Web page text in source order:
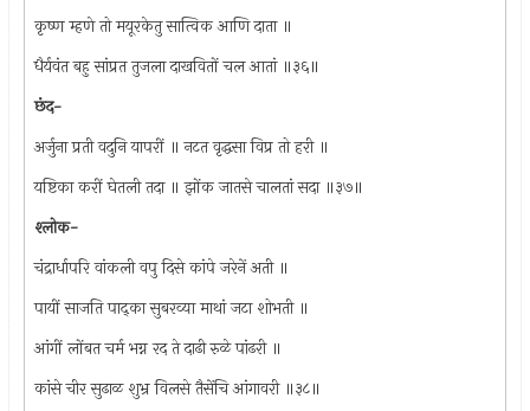
कृष्ण म्हणे तो मयूरकेतु सात्विक आणि दाता ॥
धैर्यवंत बहु सांप्रत तुजला दाखवितों चल आतां ॥३६॥
छंद-
अर्जुना प्रती वदुनि यापरीं ॥ नटत वृद्धसा विप्र तो हरी ॥
यष्टिका करीं घेतली तदा ॥ झोंक जातसे चालतां सदा ॥३७॥
श्‍लोक-
चंद्रार्धापरि वांकली वपु दिसे कांपे जरेनें अती ॥
पायीं साजति पाद्का सुबरव्या माथां जटा शोभती ॥
आंगीं लोंबत चर्म भग्न रद ते दाढी रुळे पांढरी ॥
कांसे चीर सुढाळ शुभ्र विलसे तैसेंचि आंगावरी ॥३८॥